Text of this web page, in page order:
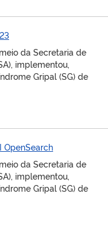
da Secretaria de
implementou,
Gripal (SG) de
OpenSearch
da Secretaria de
implementou,
Gripal (SG) de